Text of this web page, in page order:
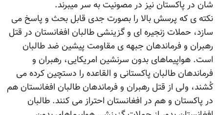
شان در پاکستان نیز در مصونیت به سر میبرند.
نکته ی که پرسش بالا را بصورت جدی قابل بحث و پاسخ می
سازد، حملات زنجیره ای و گزینشی طالبان افغانستان در قتل
رهبران و فرماندهان جبهه ی مقاومت پیشین ضد طالبان
است. هواپیماهای بدون سرنشین امریکایی، رهبران و
فرماندهان طالبان پاکستانی و القاعده را دستچین کرده می
کُشند، ولی از قتل رهبران و فرماندهان طالبان افغانستان هم
در پاکستان و هم در افغانستان احتراز می کنند. طالبان